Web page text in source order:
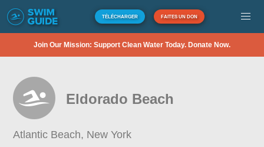
TÉLÉCHARGER FAITES UN DON
Join Our Mission: Support Clean Water Today. Donate Now.
Eldorado Beach
Atlantic Beach, New York